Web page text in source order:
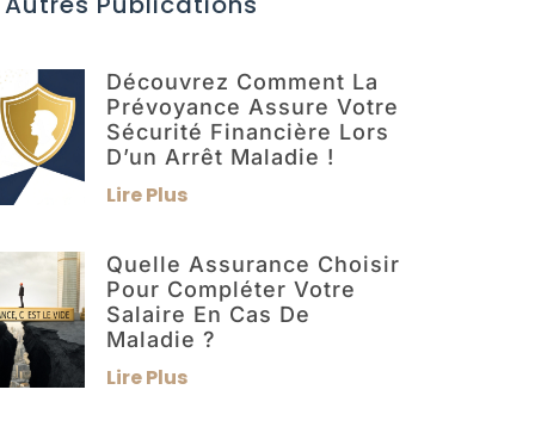
Découvrez Comment La
Prévoyance Assure Votre
Sécurité Financière Lors
D’un Arrêt Maladie !
Lire Plus
Quelle Assurance Choisir
Pour Compléter Votre
Salaire En Cas De
Maladie ?
Lire Plus